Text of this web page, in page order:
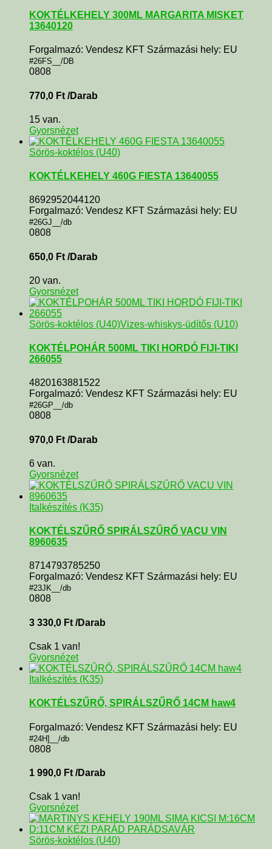
KOKTÉLKEHELY 300ML MARGARITA MISKET
13640120
Forgalmazó: Vendesz KFT Származási hely: EU
#26FS__/DB
0808
770,0 Ft /Darab
15 van.
Gyorsnézet
Sörös-koktélos (U40)
KOKTÉLKEHELY 460G FIESTA 13640055
8692952044120
Forgalmazó: Vendesz KFT Származási hely: EU
#26GJ__/db
0808
650,0 Ft /Darab
20 van.
Gyorsnézet
Sörös-koktélos (U40)Vizes-whiskys-üdítős (U10)
KOKTÉLPOHÁR 500ML TIKI HORDÓ FIJI-TIKI
266055
4820163881522
Forgalmazó: Vendesz KFT Származási hely: EU
#26GP__/db
0808
970,0 Ft /Darab
6 van.
Gyorsnézet
Italkészítés (K35)
KOKTÉLSZŰRŐ SPIRÁLSZŰRŐ VACU VIN
8960635
8714793785250
Forgalmazó: Vendesz KFT Származási hely: EU
#23JK__/db
0808
3 330,0 Ft /Darab
Csak 1 van!
Gyorsnézet
Italkészítés (K35)
KOKTÉLSZŰRŐ, SPIRÁLSZŰRŐ 14CM haw4
Forgalmazó: Vendesz KFT Származási hely: EU
#24H]__/db
0808
1 990,0 Ft /Darab
Csak 1 van!
Gyorsnézet
Sörös-koktélos (U40)